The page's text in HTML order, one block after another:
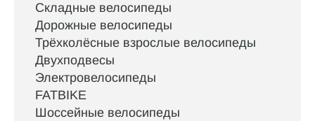
Складные велосипеды
Дорожные велосипеды
Трёхколёсные взрослые велосипеды
Двухподвесы
Электровелосипеды
FATBIKE
Шоссейные велосипеды